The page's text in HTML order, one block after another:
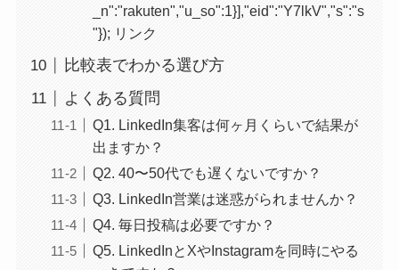
_n":"rakuten","u_so":1}],"eid":"Y7lkV","s":"s
"}); リンク
比較表でわかる選び方
よくある質問
Q1. LinkedIn集客は何ヶ月くらいで結果が
出ますか？
Q2. 40〜50代でも遅くないですか？
Q3. LinkedIn営業は迷惑がられませんか？
Q4. 毎日投稿は必要ですか？
Q5. LinkedInとXやInstagramを同時にやる